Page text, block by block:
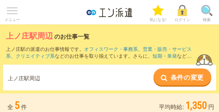
メニュー 気になる! ログイン 検索
上ノ庄駅周辺のお仕事一覧
上ノ庄駅の派遣のお仕事情報です。 オフィスワーク・事務系、 営業・販売・サービス
系、 クリエイティブ系などのお仕事を取り揃えています。さらに、 短期 ・ 単発などの
また、津新町駅
など近隣駅のお仕事もご確
認いただけます。
上ノ庄駅周辺 条件の変更
全 5件 平均時給: 1,350 円